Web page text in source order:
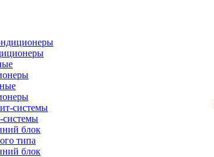
системы
блок
типа
блок